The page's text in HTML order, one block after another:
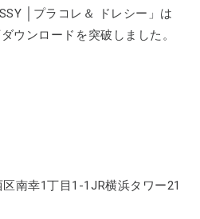
│プラコレ＆ ドレシー」は
ウンロードを突破しました。
南幸1丁目1-1JR横浜タワー21